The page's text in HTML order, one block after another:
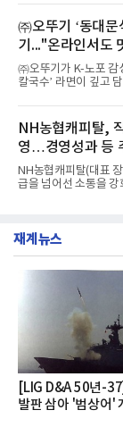
수력원자력, 한국석
떼는 6년 만에 선보이
교한 선과 면을 중심
과거 중형 세단 수준
최고 수준의 안전성 ▲
행 완성도 ▲첨단 편의
글로벌 준중형 세단의
는 가솔린 2.0과 1.6
넘
㈜오뚜기 ‘동대문
기..."온라인서도
㈜오뚜기가 K-노포 감
칼국수’ 라면이 깊고
혔다.‘동대문식 닭한
소비자 호응에 힘입어
단 18일 만에 누적 판
거두었다.이번 신제품
전문점을 직접 찾아 다
했다. 자극적이지 않으
개운한 풍미를 더했으
서도
NH농협캐피탈,
영…경영성과 등
NH농협캐피탈(대표
급을 넘어선 소통을
영지원부 홍보팀과
쳐 진행됐다.참고로
세대들로(과장~계장)
직문화 혁신과 업무
을 추진하며,새로운
반에 전파하는 역할
재계뉴스
[LIG D&A 50년-
발판 삼아 '범상어'